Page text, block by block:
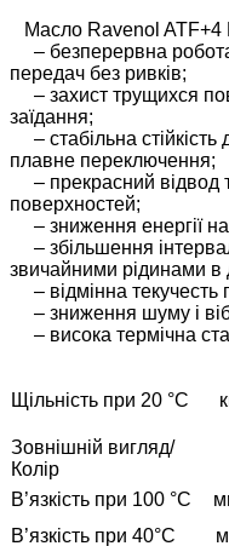
Масло Ravenol ATF+4
– безперервна
передач без ривків;
– захист трущихся
заїдання;
– стабільна
плавне переключення;
– прекрасний відвод
поверхностей;
– зниження енергії
– збільшення
звичайними рідинами в
– відмінна текучесть
– зниження шуму і
– висока термічна
Щільність при 20 °C
Зовнішній вигляд/
Колір
В’язкість при 100 °C
В’язкість при 40°C